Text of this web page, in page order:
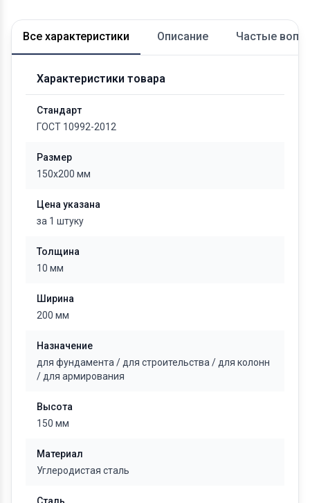
Все характеристики Описание Частые
Характеристики товара
Стандарт
ГОСТ 10992-2012
Размер
150x200 мм
Цена указана
за 1 штуку
Толщина
10 мм
Ширина
200 мм
Назначение
для фундамента / для строительства / для колонн
/ для армирования
Высота
150 мм
Материал
Углеродистая сталь
Сталь